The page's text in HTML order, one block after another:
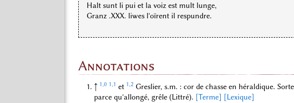
Halt sunt li pui et la voiz est mult lunge,
Granz .XXX. liwes l'oïrent il respundre.
Annotations
↑ 1,0 1,1 et 1,2 Greslier, s.m. : cor de chasse en héraldique.
parce qu'allongé, grêle (Littré). [Terme] [Lexique]